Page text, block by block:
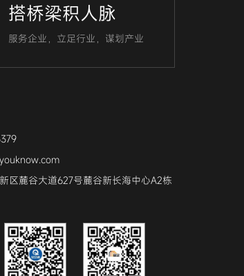
搭桥梁积人脉
服务企业，立足行业，谋划产业
区麓谷大道627号麓谷新长海中心A2栋